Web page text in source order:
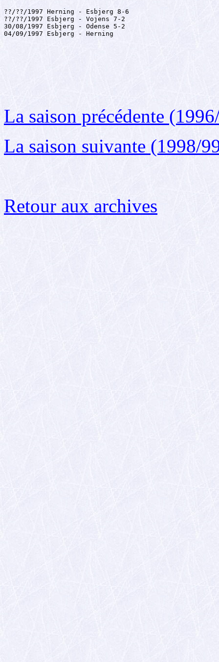
??/??/1997 Herning - Esbjerg 8-6
??/??/1997 Esbjerg - Vojens 7-2
30/08/1997 Esbjerg - Odense 5-2
04/09/1997 Esbjerg - Herning
La saison précédente
La saison suivante (1998/
Retour aux archives